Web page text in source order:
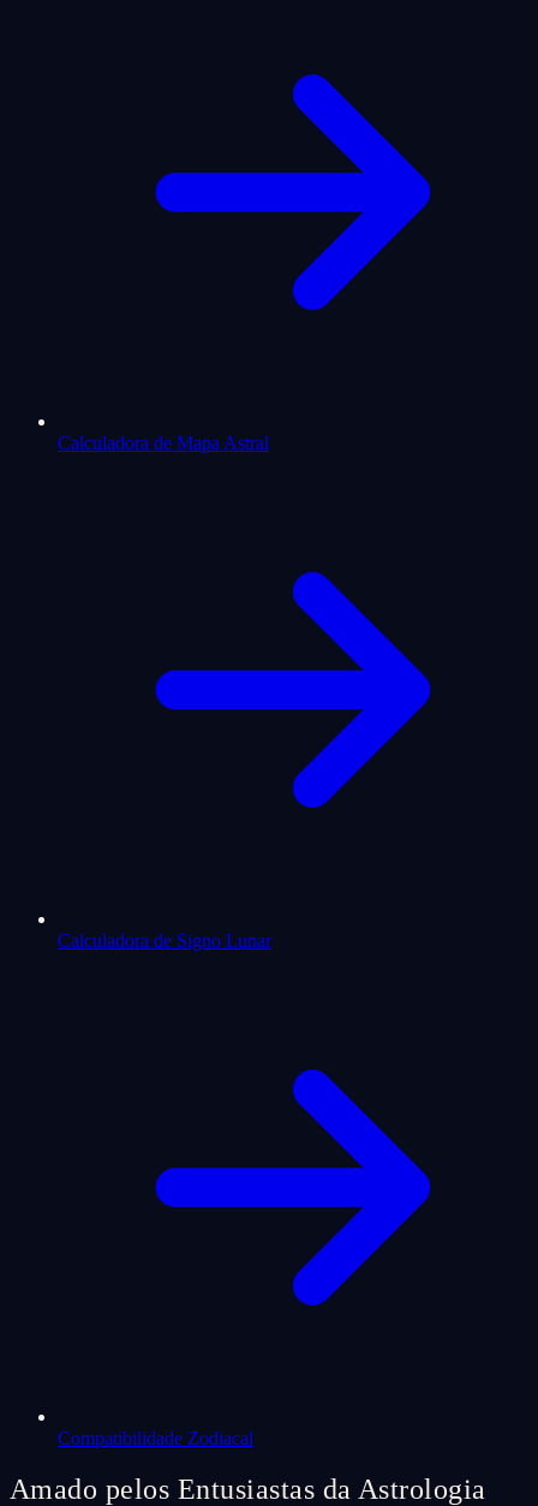
Calculadora de Mapa Astral
Calculadora de Signo Lunar
Compatibilidade Zodiacal
Amado pelos Entusiastas da Astrologia